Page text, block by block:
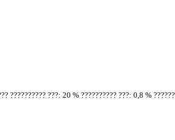
?????????? ???: 20 % ?????????? ???: 0,8 %